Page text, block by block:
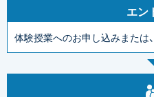
エン
体験授業へのお申し込みまたは